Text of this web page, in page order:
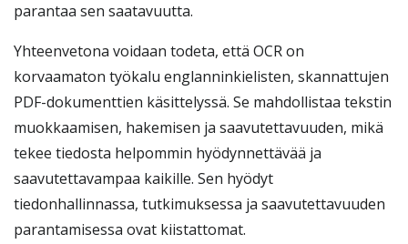
parantaa sen saatavuutta.
Yhteenvetona voidaan todeta, että OCR on
korvaamaton työkalu englanninkielisten, skannattujen
PDF-dokumenttien käsittelyssä. Se mahdollistaa tekstin
muokkaamisen, hakemisen ja saavutettavuuden, mikä
tekee tiedosta helpommin hyödynnettävää ja
saavutettavampaa kaikille. Sen hyödyt
tiedonhallinnassa, tutkimuksessa ja saavutettavuuden
parantamisessa ovat kiistattomat.